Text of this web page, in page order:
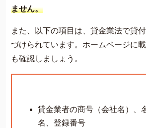
ません。
また、以下の項目は、貸金業法で貸
づけられています。ホームページに
も確認しましょう。
貸金業者の商号（会社名）、
名、登録番号